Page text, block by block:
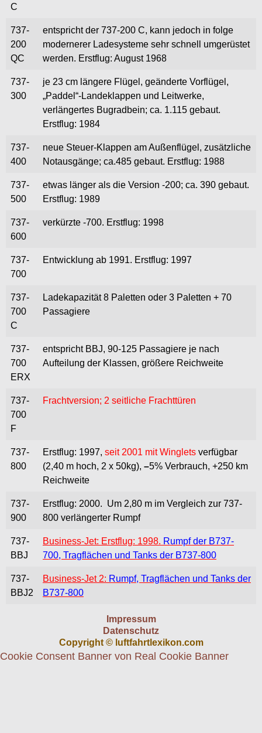
C
737-
200
QC
entspricht der 737-200 C, kann jedoch in folge
modernerer Ladesysteme sehr schnell umgerüstet
werden. Erstflug: August 1968
737-
300
je 23 cm längere Flügel, geänderte Vorflügel,
„Paddel“-Landeklappen und Leitwerke,
verlängertes Bugradbein; ca. 1.115 gebaut.
Erstflug: 1984
737-
400
neue Steuer-Klappen am Außenflügel, zusätzliche
Notausgänge; ca.485 gebaut. Erstflug: 1988
737-
500
etwas länger als die Version -200; ca. 390 gebaut.
Erstflug: 1989
737-
600
verkürzte -700. Erstflug: 1998
737-
700
Entwicklung ab 1991. Erstflug: 1997
737-
700
C
Ladekapazität 8 Paletten oder 3 Paletten + 70
Passagiere
737-
700
ERX
entspricht BBJ, 90-125 Passagiere je nach
Aufteilung der Klassen, größere Reichweite
737-
700
F
Frachtversion; 2 seitliche Frachttüren
737-
800
Erstflug: 1997, seit 2001 mit Winglets verfügbar
(2,40 m hoch, 2 x 50kg), –5% Verbrauch, +250 km
Reichweite
737-
900
Erstflug: 2000. Um 2,80 m im Vergleich zur 737-
800 verlängerter Rumpf
737-
BBJ
Business-Jet: Erstflug: 1998. Rumpf der B737-
700, Tragflächen und Tanks der B737-800
737-
BBJ2
Business-Jet 2: Rumpf, Tragflächen und Tanks der
B737-800
Impressum
Datenschutz
Copyright © luftfahrtlexikon.com
Cookie Consent Banner von Real Cookie Banner